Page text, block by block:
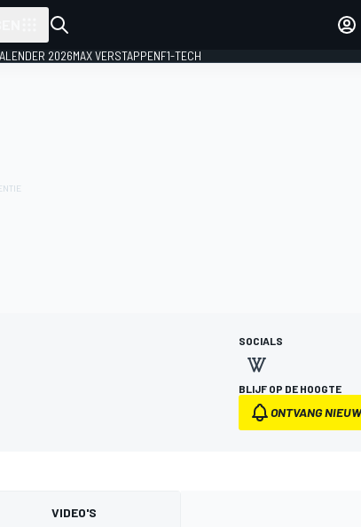
2026MAX VERSTAPPENF1-TECH
SOCIALS
BLIJF OP DE HOOGTE
ONTVANG
VIDEO'S